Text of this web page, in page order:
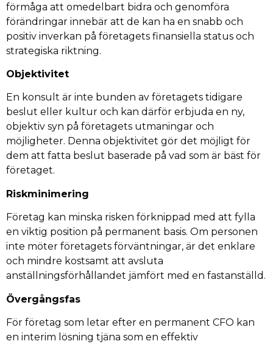
förmåga att omedelbart bidra och genomföra
förändringar innebär att de kan ha en snabb och
positiv inverkan på företagets finansiella status och
strategiska riktning.
Objektivitet
En konsult är inte bunden av företagets tidigare
beslut eller kultur och kan därför erbjuda en ny,
objektiv syn på företagets utmaningar och
möjligheter. Denna objektivitet gör det möjligt för
dem att fatta beslut baserade på vad som är bäst för
företaget.
Riskminimering
Företag kan minska risken förknippad med att fylla
en viktig position på permanent basis. Om personen
inte möter företagets förväntningar, är det enklare
och mindre kostsamt att avsluta
anställningsförhållandet jämfört med en fastanställd.
Övergångsfas
För företag som letar efter en permanent CFO kan
en interim lösning tjäna som en effektiv